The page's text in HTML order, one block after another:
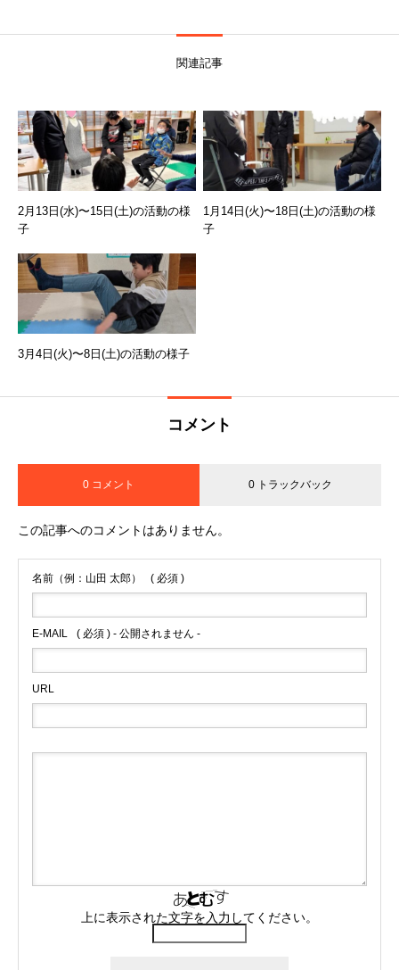
関連記事
2月13日(水)〜15日(土)の活動の様
子
1月14日(火)〜18日(土)の活動の様
子
3月4日(火)〜8日(土)の活動の様子
コメント
0 コメント 0 トラックバック
この記事へのコメントはありません。
名前（例：山田 太郎） ( 必須 )
E-MAIL ( 必須 ) - 公開されません -
URL
上に表示された文字を入力してください。